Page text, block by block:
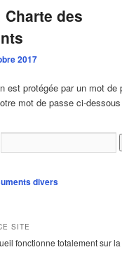
Charte des
2017
est protégée par un mot de
mot de passe ci-
divers
SITE
fonctionne totalement sur